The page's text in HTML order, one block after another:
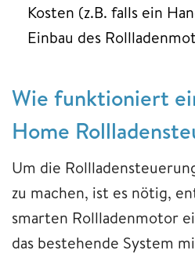
Kosten (z.B. falls ein
Einbau des
Wie funktioniert
Home
Um die
zu machen, ist es nötig,
smarten Rollladenmotor
das bestehende System